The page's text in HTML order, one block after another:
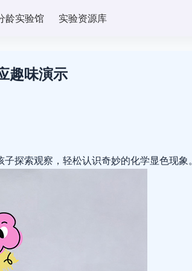
龄实验馆 实验资源库
趣味演示
探索观察，轻松认识奇妙的化学显色现象。